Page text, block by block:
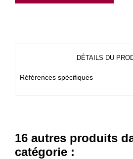
DÉTAILS DU
Références spécifiques
16 autres produits
catégorie :